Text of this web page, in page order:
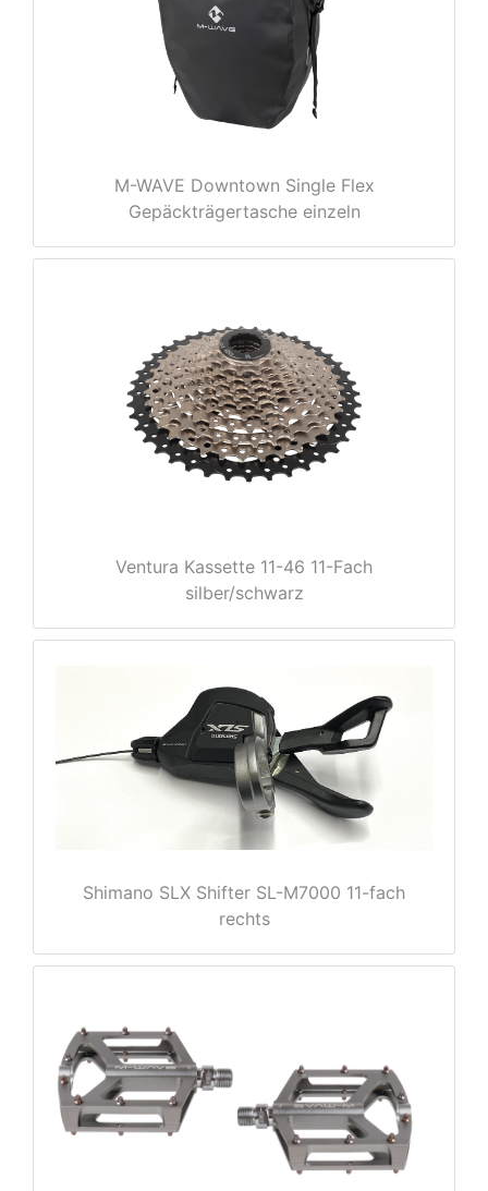
M-WAVE Downtown Single Flex
Gepäckträgertasche einzeln
Ventura Kassette 11-46 11-Fach
silber/schwarz
Shimano SLX Shifter SL-M7000 11-fach
rechts